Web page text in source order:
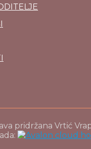
pridržana Vrtić